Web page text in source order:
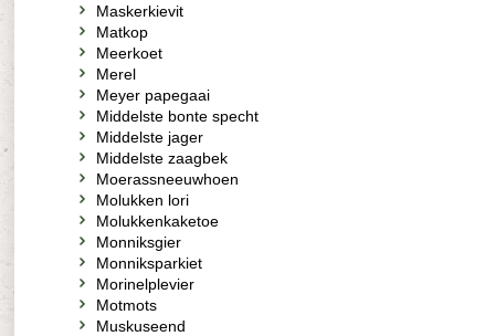
Maskerkievit
Matkop
Meerkoet
Merel
Meyer papegaai
Middelste bonte specht
Middelste jager
Middelste zaagbek
Moerassneeuwhoen
Molukken lori
Molukkenkaketoe
Monniksgier
Monniksparkiet
Morinelplevier
Motmots
Muskuseend